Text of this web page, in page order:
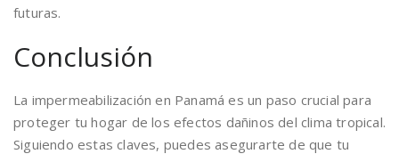
futuras.
Conclusión
La impermeabilización en Panamá es un paso crucial para
proteger tu hogar de los efectos dañinos del clima tropical.
Siguiendo estas claves, puedes asegurarte de que tu